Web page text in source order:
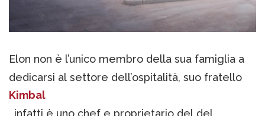
Elon non è l’unico membro della sua famiglia a
dedicarsi al settore dell’ospitalità, suo fratello
Kimbal
, infatti è uno chef e proprietario del del